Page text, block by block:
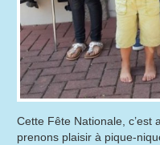
Cette Fête Nationale, c’est
prenons plaisir à pique-